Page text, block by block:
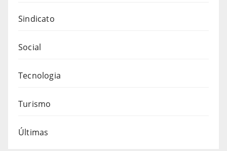
Sindicato
Social
Tecnologia
Turismo
Últimas